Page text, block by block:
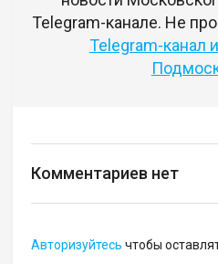
Telegram-канале. Не
Telegram-канал
Комментариев нет
Авторизуйтесь чтобы